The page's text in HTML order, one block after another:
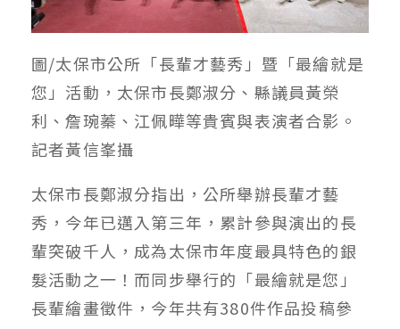
圖/太保市公所「長輩才藝秀」暨「最繪就是
您」活動，太保市長鄭淑分、縣議員黃榮
利、詹琬蓁、江佩曄等貴賓與表演者合影。
記者黃信峯攝
太保市長鄭淑分指出，公所舉辦長輩才藝
秀，今年已邁入第三年，累計參與演出的長
輩突破千人，成為太保市年度最具特色的銀
髮活動之一！而同步舉行的「最繪就是您」
長輩繪畫徵件，今年共有380件作品投稿參